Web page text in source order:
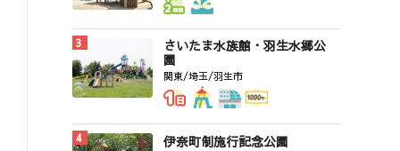
さいたま水族館・羽生水郷公
園
関東/埼玉/羽生市
伊奈町制施行記念公園